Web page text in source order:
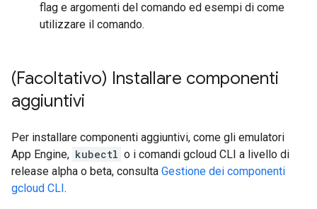
flag e argomenti del comando ed esempi di come
utilizzare il comando.
(Facoltativo) Installare componenti
aggiuntivi
Per installare componenti aggiuntivi, come gli emulatori
App Engine, kubectl o i comandi gcloud CLI a livello di
release alpha o beta, consulta Gestione dei componenti
gcloud CLI.